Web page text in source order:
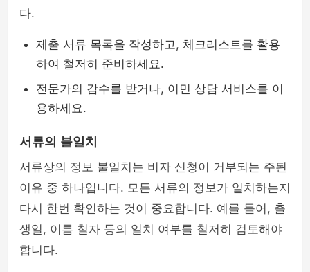
다.
제출 서류 목록을 작성하고, 체크리스트를 활용
하여 철저히 준비하세요.
전문가의 감수를 받거나, 이민 상담 서비스를 이
용하세요.
서류의 불일치
서류상의 정보 불일치는 비자 신청이 거부되는 주된
이유 중 하나입니다. 모든 서류의 정보가 일치하는지
다시 한번 확인하는 것이 중요합니다. 예를 들어, 출
생일, 이름 철자 등의 일치 여부를 철저히 검토해야
합니다.